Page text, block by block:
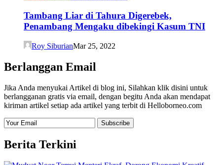
Tambang Liar di Tahura Digerebek,
Penambang Mengaku dibekingi Kasum TNI
Roy SiburianMar 25, 2022
Berlanggan Email
Jika Anda menyukai Artikel di blog ini, Silahkan klik disini untuk
berlangganan gratis via email, dengan begitu Anda akan mendapat
kiriman artikel setiap ada artikel yang terbit di Helloborneo.com
Berita Terkini